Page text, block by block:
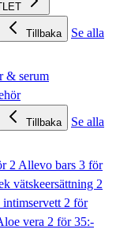
Tillbaka
Se alla
& serum
Tillbaka
Se alla
2 Allevo bars 3 för
vätskeersättning 2
intimservett2 för
vera 2 för 35:-